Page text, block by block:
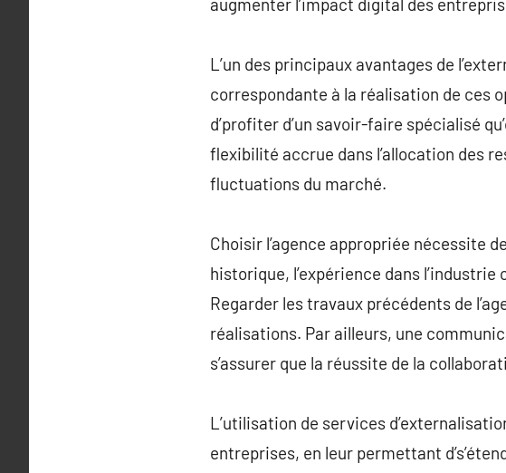
L’un des principaux avantages de
correspondante à la réalisation de ces
d’profiter d’un savoir-faire spécialisé
flexibilité accrue dans l’allocation des
fluctuations du marché.
Choisir l’agence appropriée nécessite
historique, l’expérience dans
Regarder les travaux précédents de
réalisations. Par ailleurs, une
s’assurer que la réussite de la
L’utilisation de services
entreprises, en leur permettant